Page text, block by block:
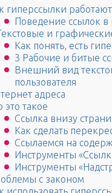
гиперссылки работают
Поведение ссылок в
и
Как понять, есть
3 Рабочие и битые
Внешний вид
пользователя
адреса
это такое
Ссылка внизу
Как сделать
Ссылаемся на
Инструменты
Инструменты
с законом